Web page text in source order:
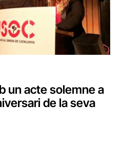
un acte solemne a
de la seva